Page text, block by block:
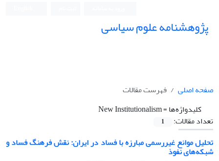
پژوهشنامه علوم سیاسی
صفحه اصلی
فهرست مقالات
کلیدواژه‌ها =New Institutionalism
تعداد مقالات:
1
تحلیل موانع غیررسمی مبارزه با فساد در ایران: نقش فرهنگ فساد و
شبکه‌های نفوذ